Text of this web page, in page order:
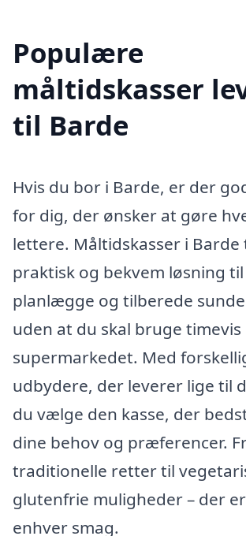
Populære
måltidskasser
til Barde
Hvis du bor i Barde, er der
for dig, der ønsker at gøre
lettere. Måltidskasser i
praktisk og bekvem løsning
planlægge og tilberede
uden at du skal bruge timevis
supermarkedet. Med
udbydere, der leverer lige til
du vælge den kasse, der
dine behov og præferencer.
traditionelle retter til
glutenfrie muligheder – der
enhver smag.